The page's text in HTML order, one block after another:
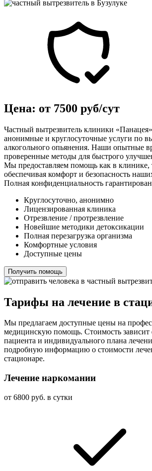
Цена: от 7500 руб/сут
Частный вытрезвитель клиники
анонимные и круглосуточные услуги по
алкогольного опьянения. Наши опытные
проверенные методы для быстрого
Мы предоставляем помощь как в клинике,
обеспечивая комфорт и безопасность
Полная конфиденциальность
Круглосуточно, анонимно
Лицензированная клиника
Отрезвление / протрезвление
Новейшие методики детоксикации
Полная перезагрузка организма
Комфортные условия
Доступные цены
Получить помощь
Тарифы на лечение в
Мы предлагаем доступные цены на
медицинскую помощь. Стоимость зависит
пациента и индивидуального плана
подробную информацию о стоимости
стационаре.
Лечение наркомании
от 6800 руб. в сутки